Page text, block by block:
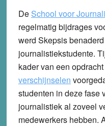
De School voor
regelmatig bijdrages
werd Skepsis
journalistiekstudente.
kader van een
verschijnselen
studenten in deze fase
journalistiek al zoveel
medewerkers hebben.